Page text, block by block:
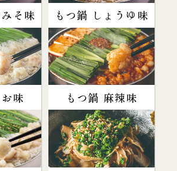
そ味 もつ鍋 しょうゆ味
味 もつ鍋 麻辣味